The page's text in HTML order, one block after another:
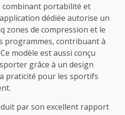
combinant portabilité et
dédiée autorise un
zones de compression et le
programmes, contribuant à
modèle est aussi conçu
grâce à un design
praticité pour les sportifs
par son excellent rapport